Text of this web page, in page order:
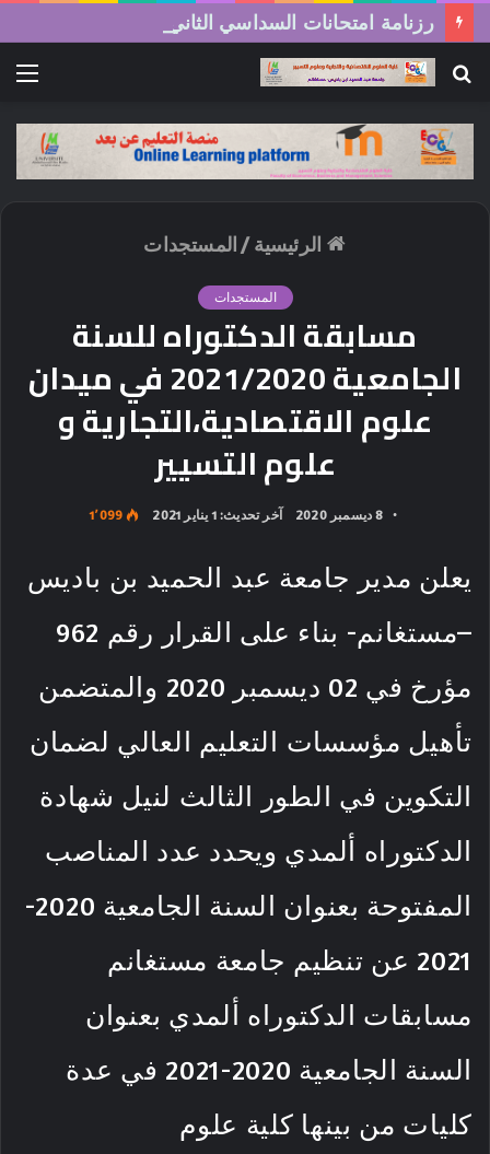
بحث
الرئيسية / المستجدات
المستجدات
مسابقة الدكتوراه للسنة
الجامعية 2021/2020 في ميدان
علوم الاقتصادية،التجارية و
علوم التسيير
8 ديسمبر 2020 آخر تحديث: 1 يناير 2021 1٬099
يعلن مدير جامعة عبد الحميد بن باديس
–مستغانم- بناء على القرار رقم 962
مؤرخ في 02 ديسمبر 2020 والمتضمن
تأهيل مؤسسات التعليم العالي لضمان
التكوين في الطور الثالث لنيل شهادة
الدكتوراه ألمدي ويحدد عدد المناصب
المفتوحة بعنوان السنة الجامعية 2020-
2021 عن تنظيم جامعة مستغانم
مسابقات الدكتوراه ألمدي بعنوان
السنة الجامعية 2020-2021 في عدة
كليات من بينها كلية علوم